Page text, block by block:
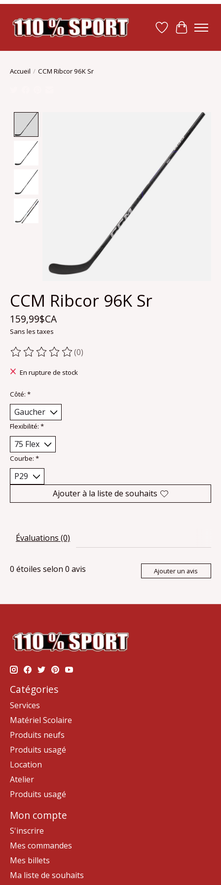
Liste dePanier
Accueil / CCM Ribcor 96K Sr
CCM Ribcor 96K Sr
159,99$CA
Sans les taxes
Ce produit est évalué à
(0)
En rupture de stock
Côté: *
Flexibilité: *
Courbe: *
Ajouter à la liste de souhaits
Évaluations (0)
0 étoiles selon 0 avis Ajouter un avis
Catégories
Services
Matériel Scolaire
Produits neufs
Produits usagé
Location
Atelier
Produits usagé
Mon compte
S'inscrire
Mes commandes
Mes billets
Ma liste de souhaits